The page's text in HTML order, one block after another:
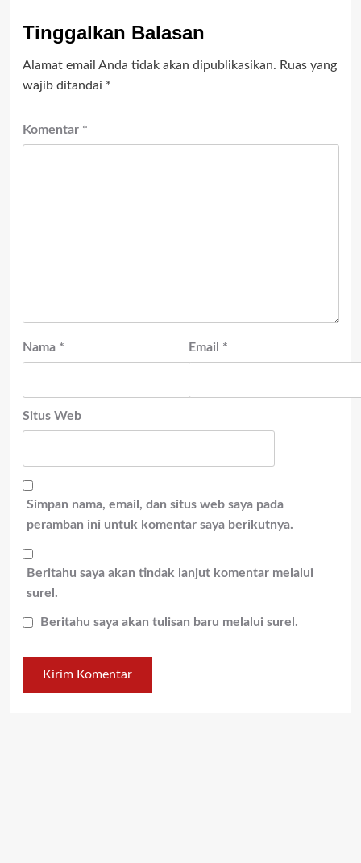
Tinggalkan Balasan
Alamat email Anda tidak akan dipublikasikan. Ruas yang
wajib ditandai *
Komentar *
Nama * Email *
Situs Web
Simpan nama, email, dan situs web saya pada
peramban ini untuk komentar saya berikutnya.
Beritahu saya akan tindak lanjut komentar melalui
surel.
Beritahu saya akan tulisan baru melalui surel.